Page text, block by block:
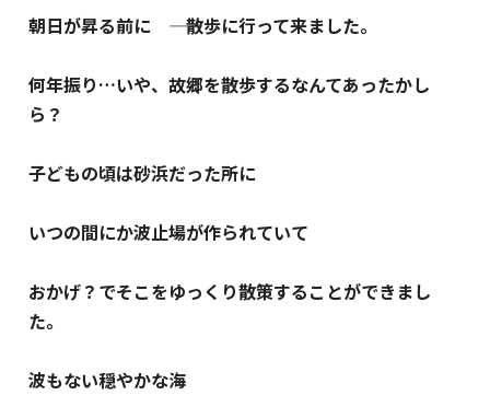
朝日が昇る前に ―― 散歩に行って来ました。
何年振り…いや、故郷を散歩するなんてあったかし
ら？
子どもの頃は砂浜だった所に
いつの間にか波止場が作られていて
おかげ？でそこをゆっくり散策することができまし
た。
波もない穏やかな海